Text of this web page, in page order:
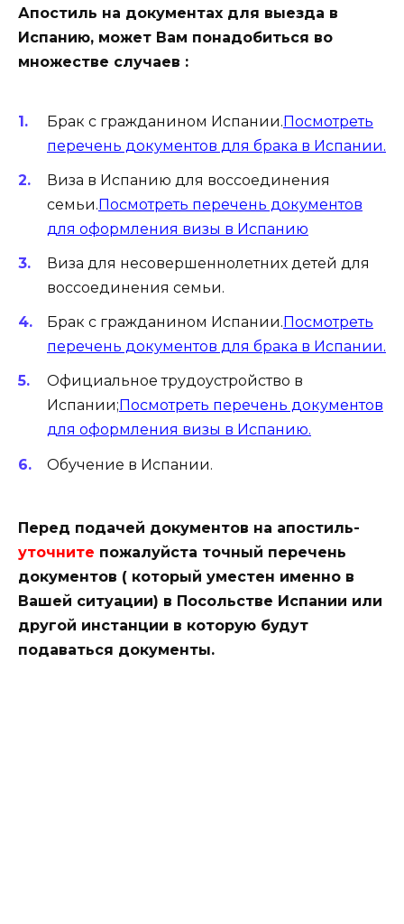
Апостиль на документах для выезда в
Испанию, может Вам понадобиться во
множестве случаев :
Брак с гражданином Испании.Посмотреть
перечень документов для брака в Испании.
Виза в Испанию для воссоединения
семьи.Посмотреть перечень документов
для оформления визы в Испанию
Виза для несовершеннолетних детей для
воссоединения семьи.
Брак с гражданином Испании.Посмотреть
перечень документов для брака в Испании.
Официальное трудоустройство в
Испании; Посмотреть перечень документов
для оформления визы в Испанию.
Обучение в Испании.
Перед подачей документов на апостиль-
уточните пожалуйста точный перечень
документов ( который уместен именно в
Вашей ситуации) в Посольстве Испании или
другой инстанции в которую будут
подаваться документы.